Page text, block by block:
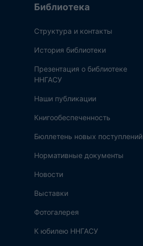
Библиотека
Структура и контакты
История библиотеки
Презентация о библиотеке
ННГАСУ
Наши публикации
Книгообеспеченность
Бюллетень новых поступлений
Нормативные документы
Новости
Выставки
Фотогалерея
К юбилею ННГАСУ